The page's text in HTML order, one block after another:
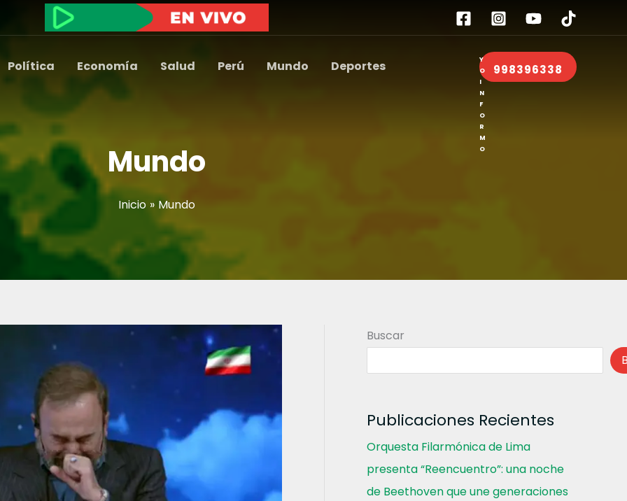
Política Economía Salud Perú Mundo Deportes 998396338
Mundo
Inicio Mundo
Buscar
Publicaciones Recientes
Orquesta Filarmónica de Lima
presenta “Reencuentro”: una noche
de Beethoven que une generaciones